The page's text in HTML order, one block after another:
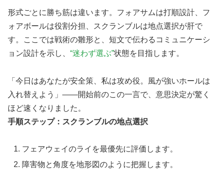
形式ごとに勝ち筋は違います。フォアサムは打順設計、フ
ォアボールは役割分担、スクランブルは地点選択が肝で
す。ここでは戦術の雛形と、短文で伝わるコミュニケーシ
ョン設計を示し、 “迷わず選ぶ”状態を目指します。
「今日はあなたが安全策、私は攻め役。風が強いホールは
入れ替えよう」——開始前のこの一言で、意思決定が驚く
ほど速くなりました。
手順ステップ：スクランブルの地点選択
フェアウェイのライを最優先に評価します。
障害物と角度を地形図のように把握します。